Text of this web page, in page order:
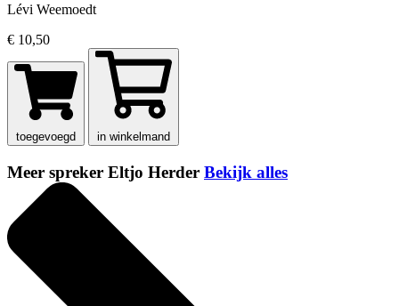
Lévi Weemoedt
€ 10,50
toegevoegd in winkelmand
Meer spreker Eltjo Herder Bekijk alles